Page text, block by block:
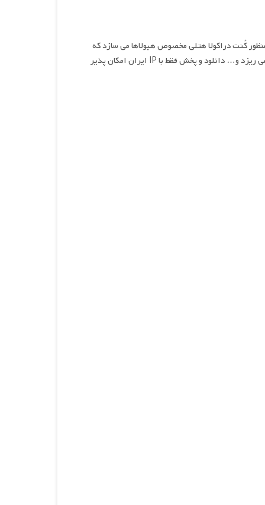
کُنت دراکولا هتلی مخصوص هیولاها می سازد که
بدون نگرانی می توانند در آنجا اقامت داشته باشند. اما با ورود یک انسان همه چیز بهم می ریزد و… دانلود و پخش فقط با IP ایران امکان پذیر